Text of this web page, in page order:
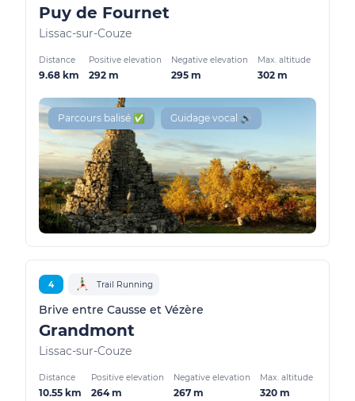
Puy de Fournet
Lissac-sur-Couze
Distance
9.68 km
Positive elevation
292 m
Negative elevation
295 m
Max. altitude
302 m
Parcours balisé ✅ Guidage vocal 🔊
4 Trail Running
Brive entre Causse et Vézère
Grandmont
Lissac-sur-Couze
Distance
10.55 km
Positive elevation
264 m
Negative elevation
267 m
Max. altitude
320 m